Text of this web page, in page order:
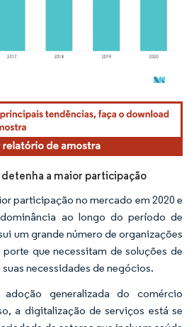
O reuso requer atribuição conforme CC BY 4.0.
a maior participação
participação no mercado em 2020 e
ao longo do período de
um grande número de organizações
que necessitam de soluções de
necessidades de negócios.
generalizada do comércio
a digitalização de serviços está se